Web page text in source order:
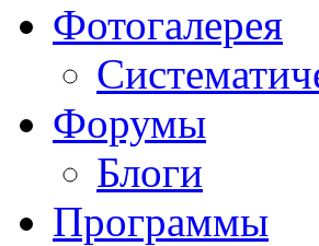
Фотогалерея
Форумы
Блоги
Программы